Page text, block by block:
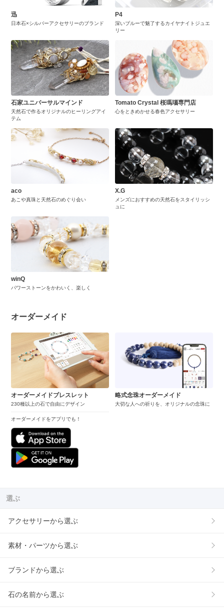
迅
日本石×シルバーアクセサリーのブランド
P4
深いブルーで魅了するカイヤナイトジュエ
リー
石家ユニバーサルマインド
天然石で作るオリジナルのヒーリングアイ
テム
Tomato Crystal 桜瑪瑙専門店
心をときめかせる春色アクセサリー
aco
あこや真珠と天然石のめぐり会い
X.G
メンズにおすすめの天然石をスタイリッシ
ュに
winQ
パワーストーンをかわいく、楽しく
オーダーメイド
オーダーメイドブレスレット
230種以上の石で自由にデザイン
オーダーメイドをアプリでも！
略式念珠オーダーメイド
大切な人への祈りを、オリジナルの念珠に
選ぶ
アクセサリーから選ぶ
素材・パーツから選ぶ
ブランドから選ぶ
石の名前から選ぶ